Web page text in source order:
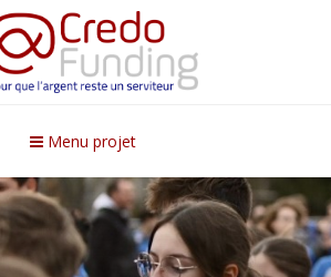
Menu projet